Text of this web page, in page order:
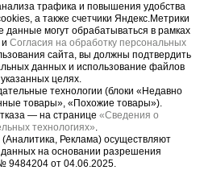
Тачки
и садовые
Лестницы
и
стремянки
Google, VK, UniSender и др.).
своё согласие на
браузера или через
лицам:
на передачу персональных
РФ (ФНС, МВД и пр.);
и аналитическим
трафика и повышения удобства
а также счетчики Яндекс.Метрики
могут обрабатываться в рамках
и Согласия на обработку персональных
сайта, вы должны подтвердить
данных и использование файлов
целях.
технологии (блоки «Недавно
товары», «Похожие товары»).
— на странице «Сведения о
технологиях».
Реклама) осуществляют
на основании разрешения
9484204 от 04.06.2025.